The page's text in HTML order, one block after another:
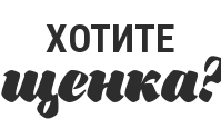
ХОТИТЕ
щенка?